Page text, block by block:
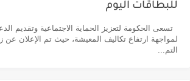
للبطاقات اليوم
تسعى الحكومة لتعزيز الحماية الاجتماعية وتقديم
لمواجهة ارتفاع تكاليف المعيشة، حيث تم الإعلان عن
التم...